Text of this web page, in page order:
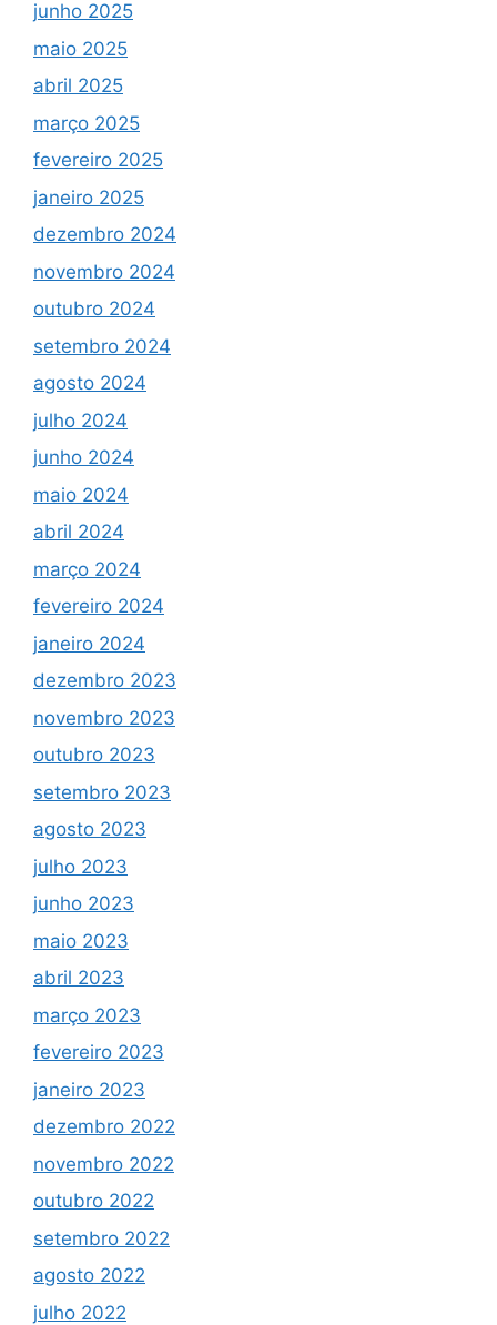
junho 2025
maio 2025
abril 2025
março 2025
fevereiro 2025
janeiro 2025
dezembro 2024
novembro 2024
outubro 2024
setembro 2024
agosto 2024
julho 2024
junho 2024
maio 2024
abril 2024
março 2024
fevereiro 2024
janeiro 2024
dezembro 2023
novembro 2023
outubro 2023
setembro 2023
agosto 2023
julho 2023
junho 2023
maio 2023
abril 2023
março 2023
fevereiro 2023
janeiro 2023
dezembro 2022
novembro 2022
outubro 2022
setembro 2022
agosto 2022
julho 2022